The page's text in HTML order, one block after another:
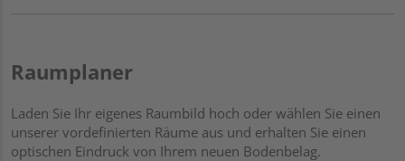
Raumplaner
Laden Sie Ihr eigenes Raumbild hoch oder wählen Sie einen
unserer vordefinierten Räume aus und erhalten Sie einen
optischen Eindruck von Ihrem neuen Bodenbelag.